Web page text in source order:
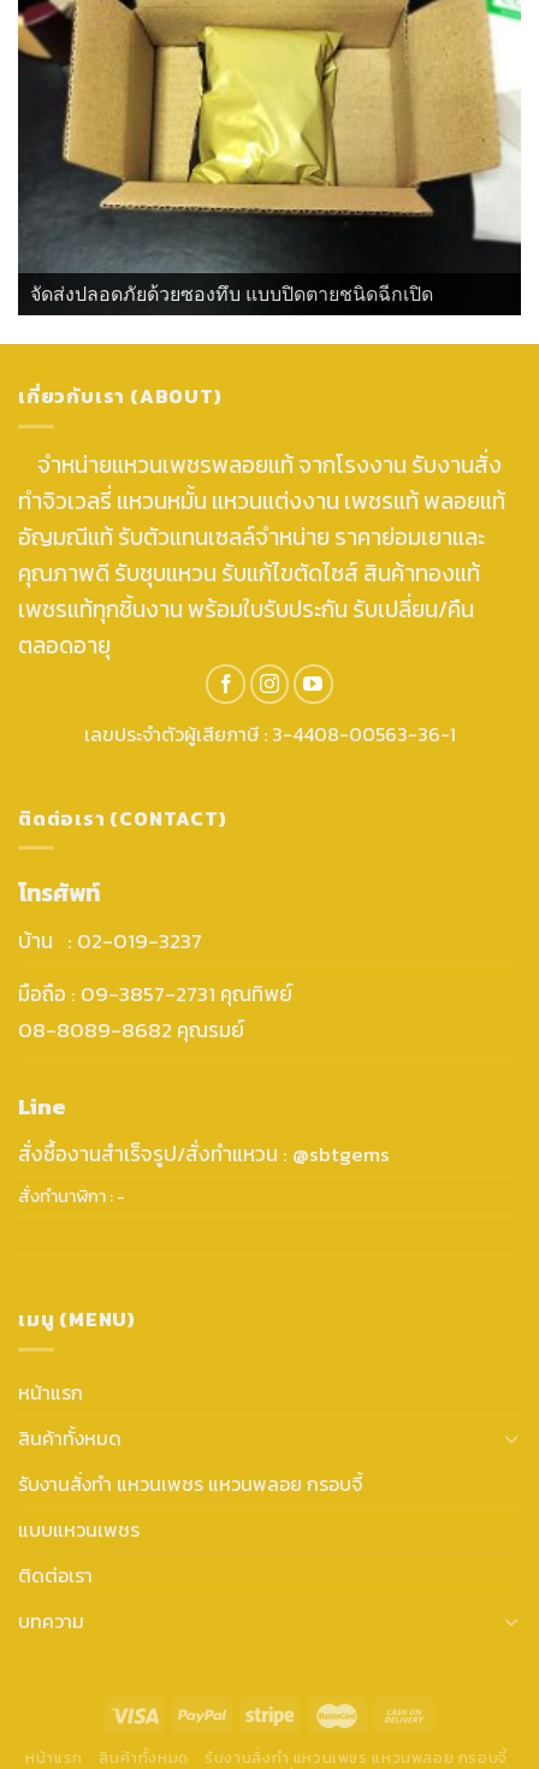
จัดส่งปลอดภัยด้วยซองทึบ แบบปิดตายชนิดฉีกเปิด
เกี่ยวกับเรา (ABOUT)
จำหน่ายแหวนเพชรพลอยแท้ จากโรงงาน รับงานสั่ง
ทำจิวเวลรี่ แหวนหมั้น แหวนแต่งงาน เพชรแท้ พลอยแท้
อัญมณีแท้ รับตัวแทนเซลล์จำหน่าย ราคาย่อมเยาและ
คุณภาพดี รับชุบแหวน รับแก้ไขตัดไซส์ สินค้าทองแท้
เพชรแท้ทุกชิ้นงาน พร้อมใบรับประกัน รับเปลี่ยน/คืน
ตลอดอายุ
เลขประจำตัวผู้เสียภาษี : 3-4408-00563-36-1
ติดต่อเรา (CONTACT)
โทรศัพท์
บ้าน : 02-019-3237
มือถือ : 09-3857-2731 คุณทิพย์
08-8089-8682 คุณรมย์
Line
สั่งซื้องานสำเร็จรูป/สั่งทำแหวน : @sbtgems
สั่งทำนาฬิกา : -
เมนู (MENU)
หน้าแรก
สินค้าทั้งหมด
รับงานสั่งทำ แหวนเพชร แหวนพลอย กรอบจี้
แบบแหวนเพชร
ติดต่อเรา
บทความ
หน้าแรก สินค้าทั้งหมด รับงานสั่งทำ แหวนเพชร แหวนพลอย กรอบจี้